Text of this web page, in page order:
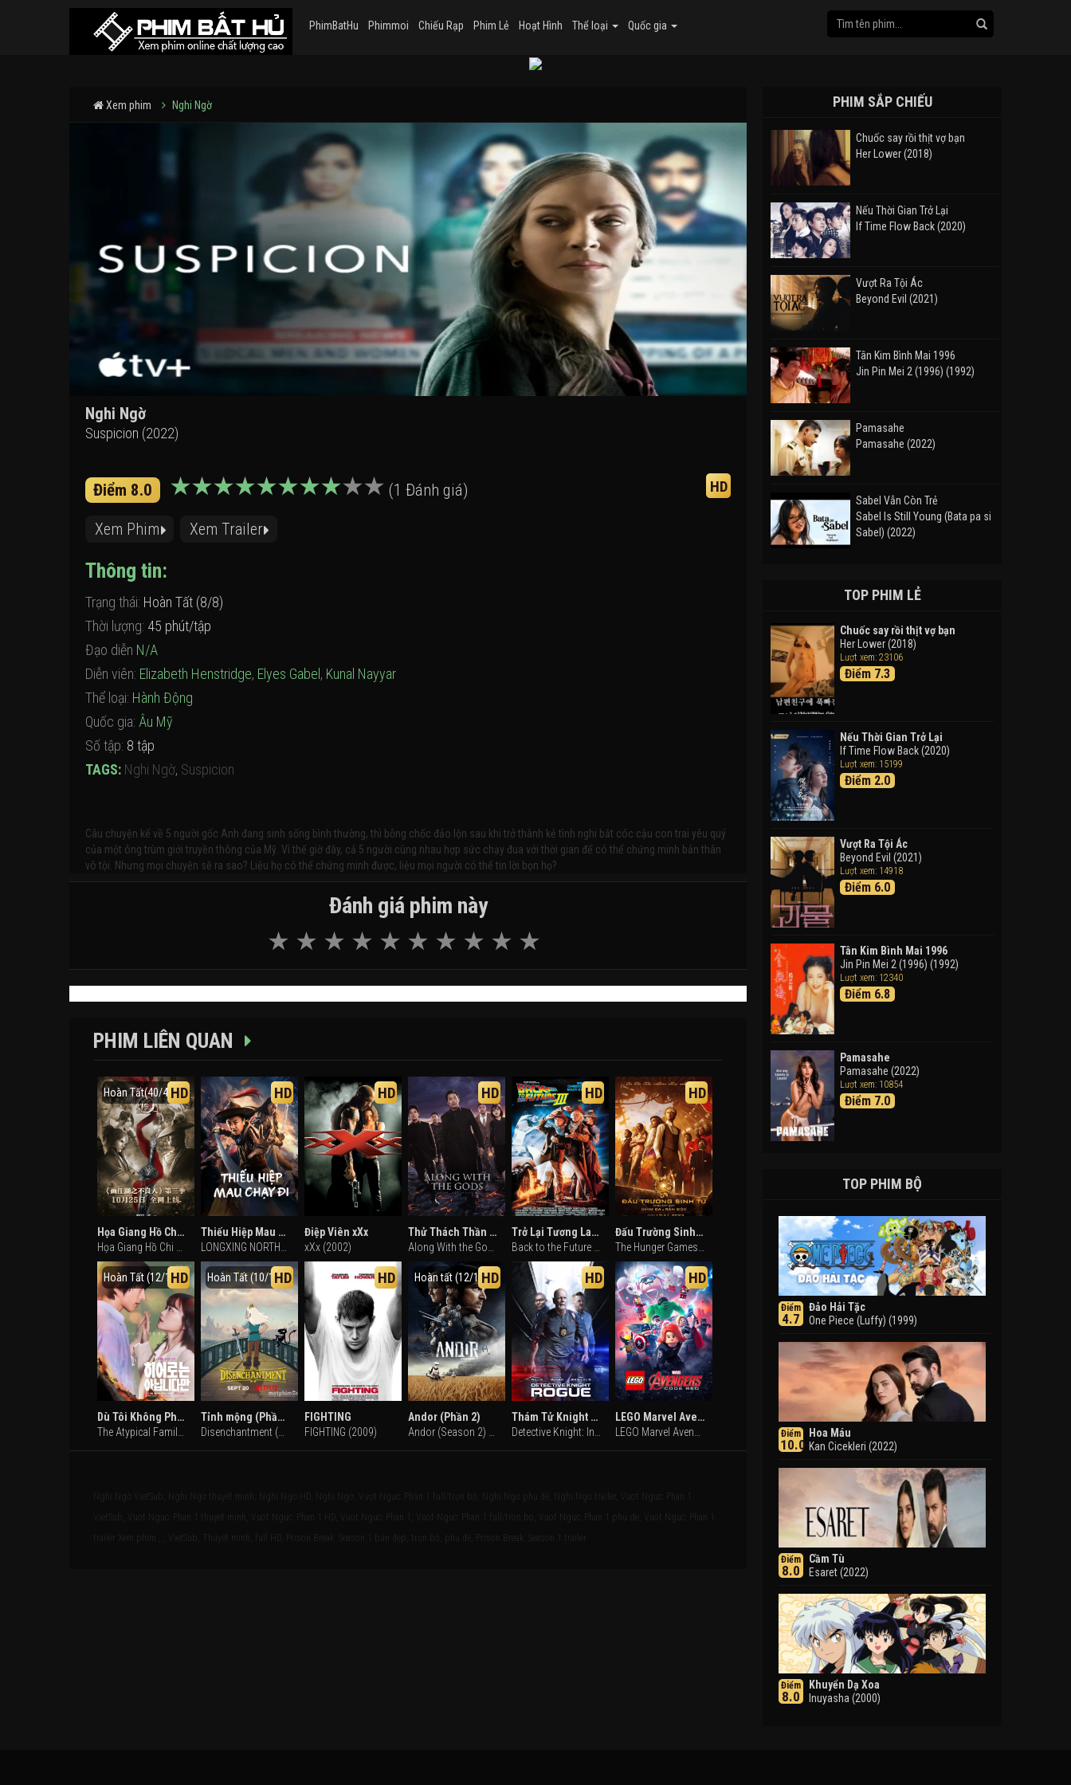
PhimBatHu Phimmoi Chiếu Rạp Phim Lẻ Hoạt Hình Thể loại Quốc gia
Xem phim Nghi Ngờ
Nghi Ngờ
Suspicion (2022)
Điểm 8.0 (1 Đánh giá) HD
Xem Phim Xem Trailer
Thông tin:
Trạng thái: Hoàn Tất (8/8)
Thời lượng: 45 phút/tập
Đạo diễn N/A
Diễn viên: Elizabeth Henstridge, Elyes Gabel , Kunal Nayyar
Thể loại: Hành Động
Quốc gia: Âu Mỹ
Số tập: 8 tập
TAGS: Nghi Ngờ, Suspicion
Câu chuyện kể về 5 người gốc Anh đang sinh sống bình thường, thì bỗng chốc đảo lộn sau khi trở thành kẻ tình nghi bắt cóc cậu con trai yêu quý
của một ông trùm giới truyền thông của Mỹ. Vì thế giờ đây, cả 5 người cùng nhau hợp sức chạy đua với thời gian để có thể chứng minh bản thân
vô tội. Nhưng mọi chuyện sẽ ra sao? Liệu họ có thể chứng minh được, liệu mọi người có thể tin lời bọn họ?
Đánh giá phim này
PHIM LIÊN QUAN
Hoàn Tất(40/40)HD
Họa Giang Hồ Chi Bất Lương Nhân (Phần 3)
HD
Thiếu Hiệp Mau Chạy Đi
HD
Điệp Viên xXx
xXx (2002)
HD
Thử Thách Thần Chết: 49 Ngày Cuối Cùng
HD
Trở Lại Tương Lai 3
HD
Đấu Trường Sinh Tử: Khúc Hát Của Chim Ca & Rắn Độc
Hoàn Tất (12/12)HD
Dù Tôi Không Phải Người Hùng
Hoàn Tất (10/10)HD
Tỉnh mộng (Phần 2)
HD
FIGHTING
FIGHTING (2009)
Hoàn tất (12/12)HD
Andor (Phần 2)
HD
Thám Tử Knight 3 Độc Lập
HD
LEGO Marvel Avengers: Code Red
Nghi Ngờ VietSub, Nghi Ngờ thuyết minh, Nghi Ngờ HD, Nghi Ngờ, Vượt Ngục: Phần 1 full/trọn bộ, Nghi Ngờ phụ đề, Nghi Ngờ trailer, Vuot Nguc: Phan 1
VietSub, Vuot Nguc: Phan 1 thuyet minh, Vuot Nguc: Phan 1 HD, Vuot Nguc: Phan 1, Vuot Nguc: Phan 1 full/tron bo, Vuot Nguc: Phan 1 phu de, Vuot Nguc: Phan 1
trailer Xem phim , , VietSub, Thuyết minh, full HD, Prison Break: Season 1 bản đẹp, trọn bộ, phụ đề, Prison Break: Season 1 trailer
PHIM SẮP CHIẾU
Chuốc say rồi thịt vợ bạn
Her Lower (2018)
Nếu Thời Gian Trở Lại
If Time Flow Back (2020)
Vượt Ra Tội Ác
Beyond Evil (2021)
Tân Kim Bình Mai 1996
Jin Pin Mei 2 (1996) (1992)
Pamasahe
Pamasahe (2022)
Sabel Vẫn Còn Trẻ
Sabel Is Still Young (Bata pa si
Sabel) (2022)
Takas (2024)
Thám Tử Lừng Danh Conan 26:
Tàu Ngầm Sắt Màu Đen
Detective Conan: Black Iron
Phiêu Lưu Vào Thế Giới Trong
Tranh
Doraemon the Movie: Nobita's
Art World Tales (2025)
Tháng Ngày Tươi Đẹp
TOP PHIM LẺ
Chuốc say rồi thịt vợ bạn
Her Lower (2018)
Lượt xem: 23106
Điểm 7.3
Nếu Thời Gian Trở Lại
If Time Flow Back (2020)
Lượt xem: 15199
Điểm 2.0
Vượt Ra Tội Ác
Beyond Evil (2021)
Lượt xem: 14918
Điểm 6.0
Tân Kim Bình Mai 1996
Jin Pin Mei 2 (1996) (1992)
Lượt xem: 12340
Điểm 6.8
Pamasahe
Pamasahe (2022)
Lượt xem: 10854
Điểm 7.0
TOP PHIM BỘ
Điểm
4.7
Đảo Hải Tặc
One Piece (Luffy) (1999)
Điểm
10.0
Hoa Máu
Kan Cicekleri (2022)
Điểm
8.0
Cầm Tù
Esaret (2022)
Điểm
8.0
Khuyển Dạ Xoa
Inuyasha (2000)